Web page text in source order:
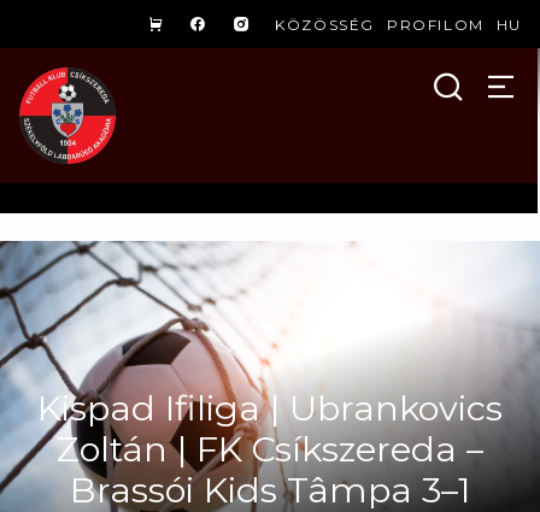
KÖZÖSSÉG PROFILOM HU
Kispad Ifiliga | Ubrankovics
Zoltán | FK Csíkszereda –
Brassói Kids Tâmpa 3–1